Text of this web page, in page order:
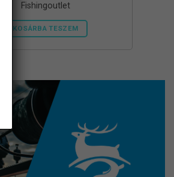
Fishingoutlet
KOSÁRBA TESZEM